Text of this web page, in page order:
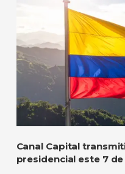
Canal Capital
presidencial este 7